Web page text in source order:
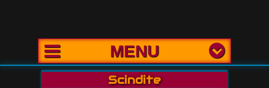
MENU
Scindite